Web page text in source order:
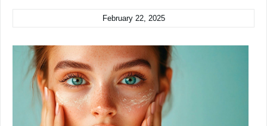
February 22, 2025